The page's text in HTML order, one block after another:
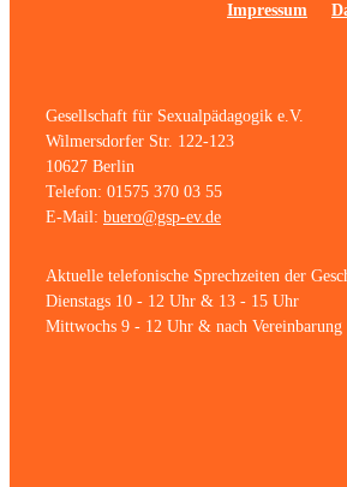
Impressum
Gesellschaft für Sexualpädagogik e.V.
Wilmersdorfer Str. 122-123
10627 Berlin
Telefon: 01575 370 03 55
E-Mail: buero@gsp-ev.de
Aktuelle telefonische Sprechzeiten der
Dienstags 10 - 12 Uhr & 13 - 15 Uhr
Mittwochs 9 - 12 Uhr & nach